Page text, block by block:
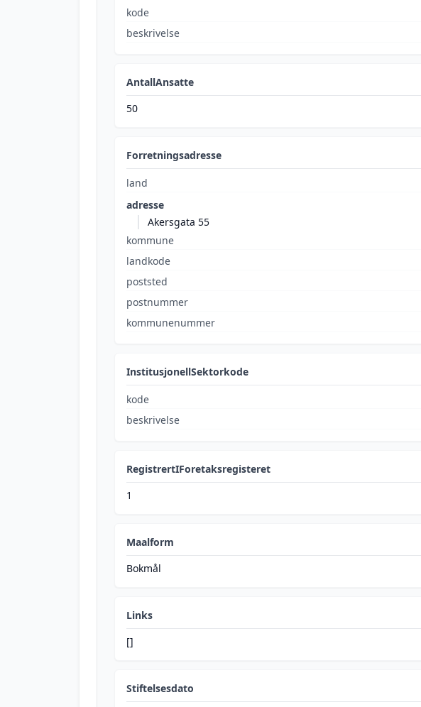
kode
beskrivelse
AntallAnsatte
50
Forretningsadresse
land
adresse
Akersgata 55
kommune
landkode
poststed
postnummer
kommunenummer
InstitusjonellSektorkode
kode
beskrivelse
RegistrertIForetaksregisteret
1
Maalform
Bokmål
Links
[]
Stiftelsesdato